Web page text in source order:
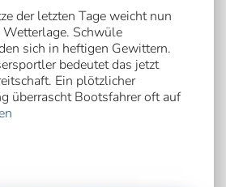
der letzten Tage weicht nun
Schwüle
sich in heftigen Gewittern.
bedeutet das jetzt
Ein plötzlicher
überrascht Bootsfahrer oft auf